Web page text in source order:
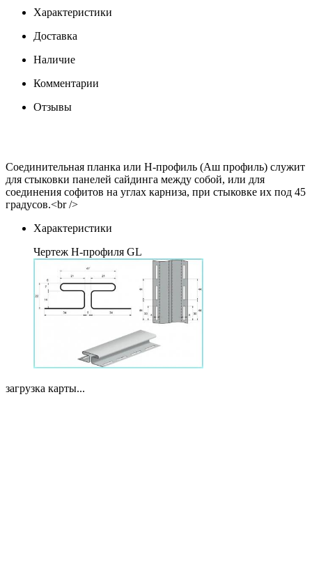
Характеристики
Доставка
Наличие
Комментарии
Отзывы
Соединительная планка или H-профиль (Аш профиль) служит
для стыковки панелей сайдинга между собой, или для
соединения софитов на углах карниза, при стыковке их под 45
градусов.<br />
Характеристики
Чертеж Н-профиля GL
загрузка карты...